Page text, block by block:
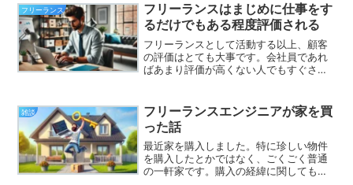
フリーランス
フリーランスはまじめに仕事をす
るだけでもある程度評価される
フリーランスとして活動する以上、顧客
の評価はとても大事です。会社員であれ
ばあまり評価が高くない人でもすぐさま
が低ければ容赦なく契約終了というケー
スは十分ありえます。幸い...
雑談
フリーランスエンジニアが家を買
った話
最近家を購入しました。特に珍しい物件
を購入したとかではなく、ごくごく普通
の一軒家です。購入の経緯に関しても、